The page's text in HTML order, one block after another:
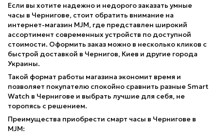
Если вы хотите надежно и недорого заказать умные
часы в Чернигове, стоит обратить внимание на
интернет-магазин MJM, где представлен широкий
ассортимент современных устройств по доступной
стоимости. Оформить заказ можно в несколько кликов с
быстрой доставкой в Чернигов, Киев и другие города
Украины.
Такой формат работы магазина экономит время и
позволяет покупателю спокойно сравнить разные Smart
Watch в Чернигове и выбрать лучшие для себя, не
торопясь с решением.
Преимущества приобрести смарт часы в Чернигове в
MJM: